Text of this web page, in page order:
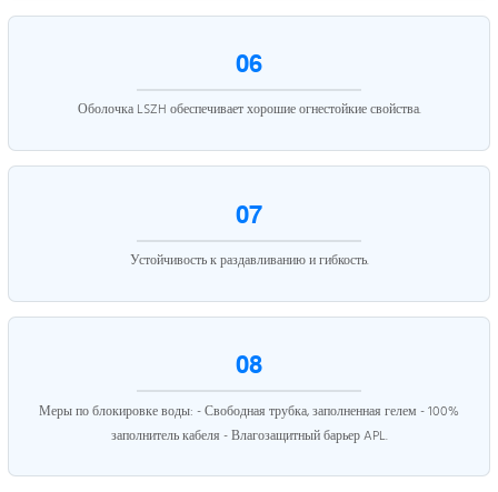
06
Оболочка LSZH обеспечивает хорошие огнестойкие свойства.
07
Устойчивость к раздавливанию и гибкость.
08
Меры по блокировке воды: - Свободная трубка, заполненная гелем - 100%
заполнитель кабеля - Влагозащитный барьер APL.